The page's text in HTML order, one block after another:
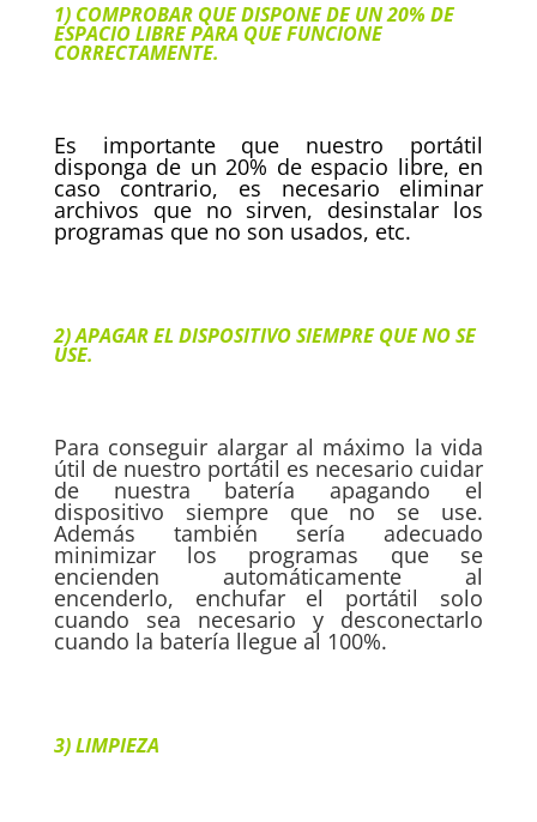
1) COMPROBAR QUE DISPONE DE UN 20% DE
ESPACIO LIBRE PARA QUE FUNCIONE
CORRECTAMENTE.
Es importante que nuestro portátil
disponga de un 20% de espacio libre, en
caso contrario, es necesario eliminar
archivos que no sirven, desinstalar los
programas que no son usados, etc.
2) APAGAR EL DISPOSITIVO SIEMPRE QUE NO SE
USE.
Para conseguir alargar al máximo la vida
útil de nuestro portátil es necesario cuidar
de nuestra batería apagando el
dispositivo siempre que no se use.
Además también sería adecuado
minimizar los programas que se
encienden automáticamente al
encenderlo, enchufar el portátil solo
cuando sea necesario y desconectarlo
cuando la batería llegue al 100%.
3) LIMPIEZA